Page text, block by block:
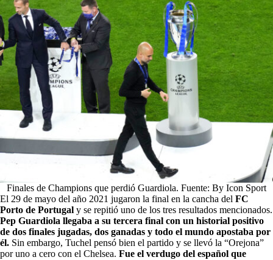
Finales de Champions que perdió Guardiola. Fuente: By Icon Sport
El 29 de mayo del año 2021 jugaron la final en la cancha del FC
Porto de Portugal y se repitió uno de los tres resultados mencionados.
Pep Guardiola llegaba a su tercera final con un historial positivo
de dos finales jugadas, dos ganadas y todo el mundo apostaba por
él. Sin embargo, Tuchel pensó bien el partido y se llevó la “Orejona”
por uno a cero con el Chelsea. Fue el verdugo del español que